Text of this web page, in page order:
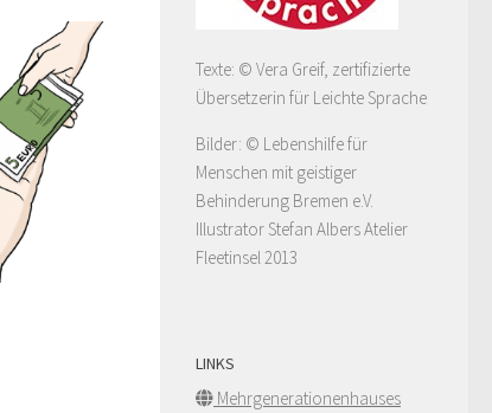
Texte: © Vera Greif, zertifizierte
Übersetzerin für Leichte Sprache
Bilder: © Lebenshilfe für
Menschen mit geistiger
Behinderung Bremen e.V.
Illustrator Stefan Albers Atelier
Fleetinsel 2013
LINKS
Mehrgenerationenhauses